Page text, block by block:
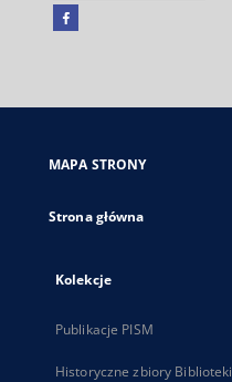
Facebook
się
karcie
MAPA STRONY
Strona główna
Kolekcje
Publikacje PISM
Historyczne zbiory Biblioteki